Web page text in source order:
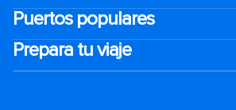
Puertos populares
Prepara tu viaje